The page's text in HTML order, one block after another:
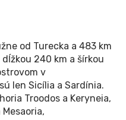
od Turecka a 483 km
240 km a šírkou
v
len Sicília a Sardínia.
Troodos a Keryneia,